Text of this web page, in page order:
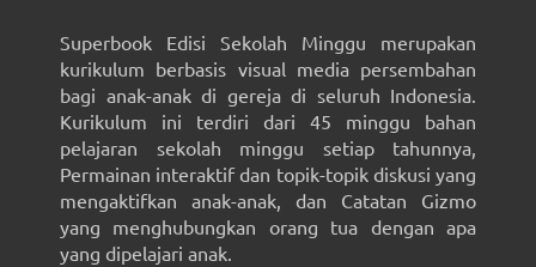
Superbook Edisi Sekolah Minggu merupakan
kurikulum berbasis visual media persembahan
bagi anak-anak di gereja di seluruh Indonesia.
Kurikulum ini terdiri dari 45 minggu bahan
pelajaran sekolah minggu setiap tahunnya,
Permainan interaktif dan topik-topik diskusi yang
mengaktifkan anak-anak, dan Catatan Gizmo
yang menghubungkan orang tua dengan apa
yang dipelajari anak.